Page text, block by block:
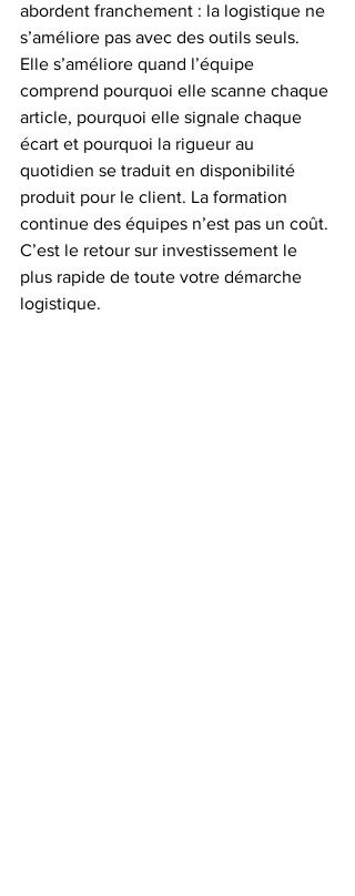
abordent franchement : la logistique ne
s’améliore pas avec des outils seuls.
Elle s’améliore quand l’équipe
comprend pourquoi elle scanne chaque
article, pourquoi elle signale chaque
écart et pourquoi la rigueur au
quotidien se traduit en disponibilité
produit pour le client. La formation
continue des équipes n’est pas un coût.
C’est le retour sur investissement le
plus rapide de toute votre démarche
logistique.